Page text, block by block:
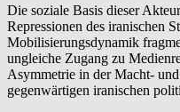
Die soziale Basis dieser
Repressionen des iranischen
Mobilisierungsdynamik
ungleiche Zugang zu
Asymmetrie in der Macht-
gegenwärtigen iranischen